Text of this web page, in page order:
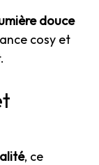
douce
cosy et
, ce